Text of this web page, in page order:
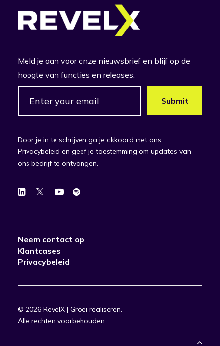
Meld je aan voor onze nieuwsbrief en blijf op de
hoogte van functies en releases.
Door je in te schrijven ga je akkoord met ons
Privacybeleid en geef je toestemming om updates van
ons bedrijf te ontvangen.
Neem contact op
Klantcases
Privacybeleid
© 2026 RevelX | Groei realiseren.
Alle rechten voorbehouden